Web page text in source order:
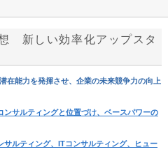
新しい効率化アップスタ
在能力を発揮させ、企業の未来競争力の向上
サルティングと位置づけ、ベースパワーの
サルティング、ITコンサルティング、ヒュー